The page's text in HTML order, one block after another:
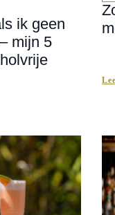
ik geen
mijn 5